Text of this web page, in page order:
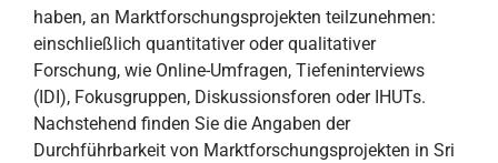
haben, an Marktforschungsprojekten teilzunehmen:
einschließlich quantitativer oder qualitativer
Forschung, wie Online-Umfragen, Tiefeninterviews
(IDI), Fokusgruppen, Diskussionsforen oder IHUTs.
Nachstehend finden Sie die Angaben der
Durchführbarkeit von Marktforschungsprojekten in Sri